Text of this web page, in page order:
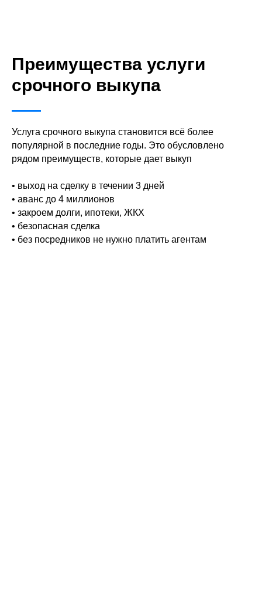
Преимущества услуги
срочного выкупа
Услуга срочного выкупа становится всё более
популярной в последние годы. Это обусловлено
рядом преимуществ, которые дает выкуп
• выход на сделку в течении 3 дней
• аванс до 4 миллионов
• закроем долги, ипотеки, ЖКХ
• безопасная сделка
• без посредников не нужно платить агентам